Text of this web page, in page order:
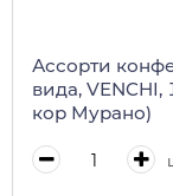
Ассорти
вида,
кор Мурано)